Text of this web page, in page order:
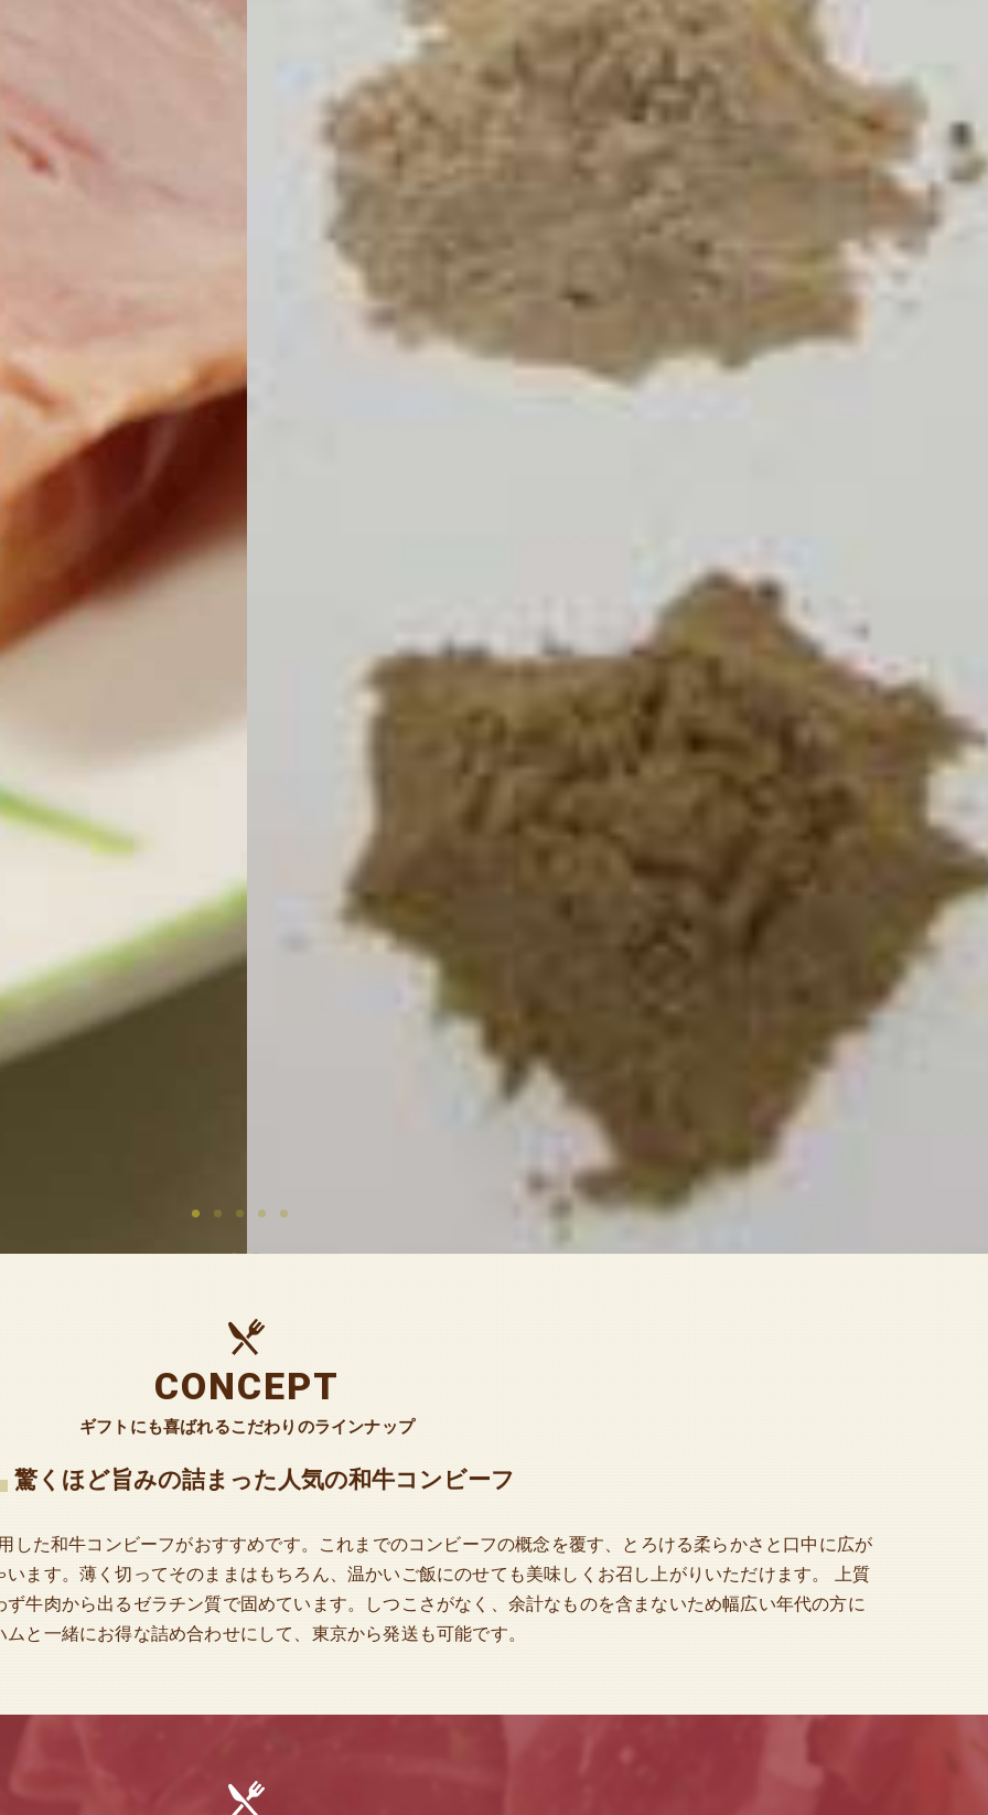
ギフトにも喜ばれるこだわりのラインナップ
CONCEPT
驚くほど旨みの詰まった人気の和牛コンビーフ
した和牛コンビーフがおすすめです。これまでのコンビーフの概念を覆す、とろける柔らかさと口中に広が
ます。薄く切ってそのままはもちろん、温かいご飯にのせても美味しくお召し上がりいただけます。 上質
牛肉から出るゼラチン質で固めています。しつこさがなく、余計なものを含まないため幅広い年代の方に
と一緒にお得な詰め合わせにして、東京から発送も可能です。